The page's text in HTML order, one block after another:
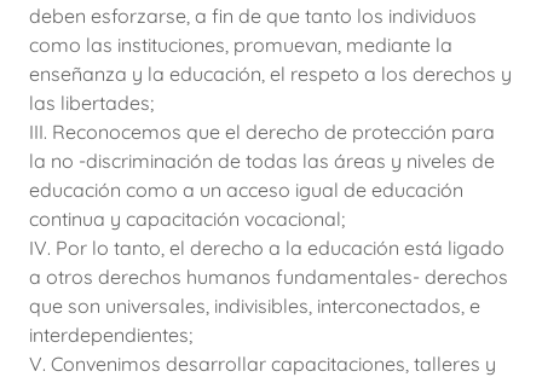
deben esforzarse, a fin de que tanto los individuos
como las instituciones, promuevan, mediante la
enseñanza y la educación, el respeto a los derechos y
las libertades;
III. Reconocemos que el derecho de protección para
la no -discriminación de todas las áreas y niveles de
educación como a un acceso igual de educación
continua y capacitación vocacional;
IV. Por lo tanto, el derecho a la educación está ligado
a otros derechos humanos fundamentales- derechos
que son universales, indivisibles, interconectados, e
interdependientes;
V. Convenimos desarrollar capacitaciones, talleres y